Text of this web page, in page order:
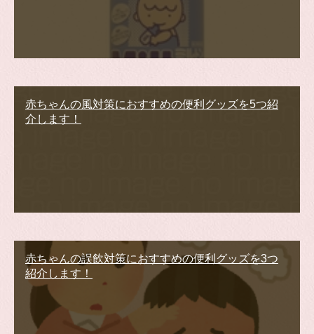
赤ちゃんの風対策におすすめの便利グッズを5つ紹
介します！
赤ちゃんの誤飲対策におすすめの便利グッズを3つ
紹介します！